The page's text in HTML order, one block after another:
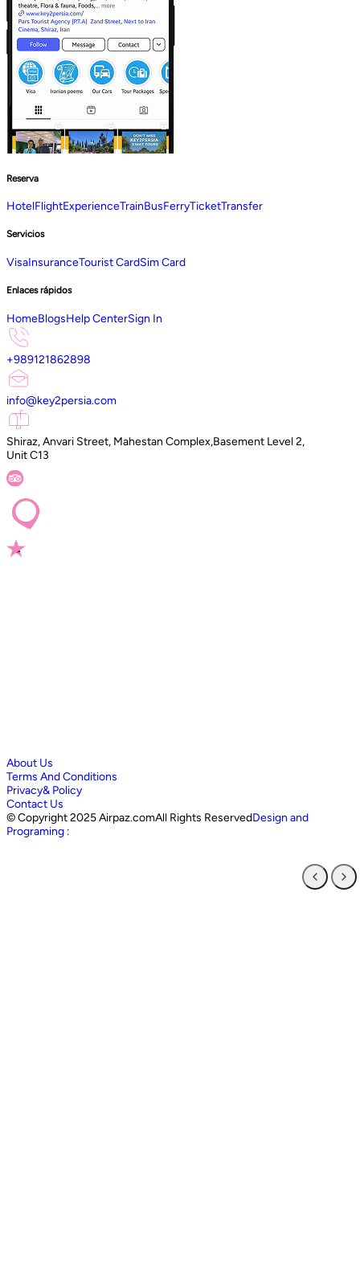
Reserva
HotelFlightExperienceTrainBusFerryTicketTransfer
Servicios
VisaInsuranceTourist CardSim Card
Enlaces rápidos
HomeBlogsHelp CenterSign In
+989121862898
info@key2persia.com
Shiraz, Anvari Street, Mahestan Complex,Basement Level 2,
Unit C13
About Us
Terms And Conditions
Privacy& Policy
Contact Us
©Copyright 2025 Airpaz.comAll Rights ReservedDesign and
Programing :